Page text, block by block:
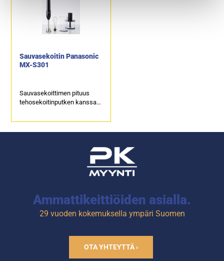
Sauvasekoitin Panasonic
MX-S301
Sauvasekoittimen pituus
tehosekoitinputken kanssa
Tehosekoitinputken lisäksi
Ammattikeittiöiden asialla.
29 vuoden kokemuksella ympäri Suomen
OTA YHTEYTTÄ ›